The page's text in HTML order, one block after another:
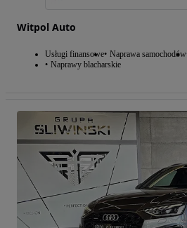
Witpol Auto
Usługi finansowe Naprawa samochodów
Naprawy blacharskie